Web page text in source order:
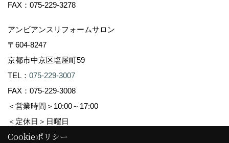
FAX：075-229-3278
アンビアンスリフォームサロン
〒604-8247
京都市中京区塩屋町59
TEL： 075-229-3007
FAX：075-229-3008
＜営業時間＞10:00～17:00
＜定休日＞日曜日
Cookieポリシー